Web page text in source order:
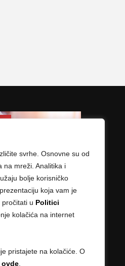
svrhe. Osnovne su od
na mreži. Analitika i
bolje korisničko
koja vam je
u Politici
kolačića na internet
pristajete na kolačiće. O
ovde